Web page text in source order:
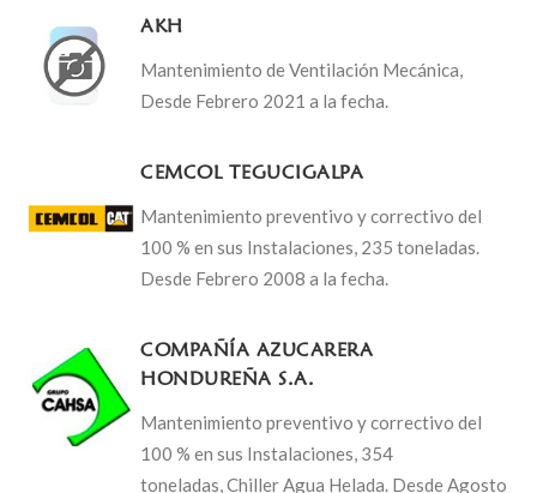
AKH
Mantenimiento de Ventilación Mecánica,
Desde Febrero 2021 a la fecha.
CEMCOL TEGUCIGALPA
Mantenimiento preventivo y correctivo del
100 % en sus Instalaciones, 235 toneladas.
Desde Febrero 2008 a la fecha.
COMPAÑÍA AZUCARERA
HONDUREÑA S.A.
Mantenimiento preventivo y correctivo del
100 % en sus Instalaciones, 354
toneladas, Chiller Agua Helada. Desde Agosto